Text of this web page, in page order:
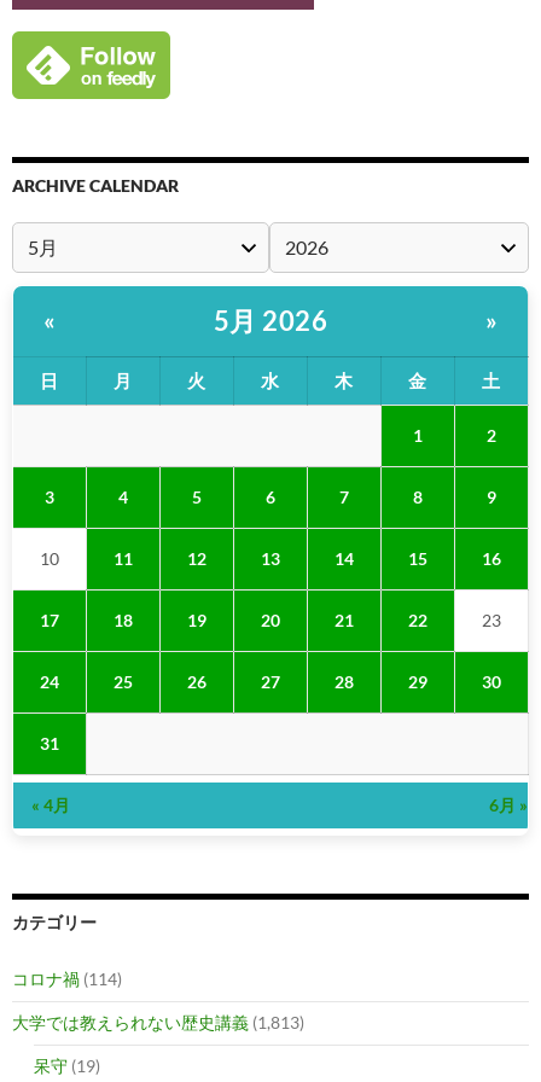
ARCHIVE CALENDAR
« 5月 2026 »
日 月 火 水 木 金 土
1 2
3 4 5 6 7 8 9
10 11 12 13 14 15 16
17 18 19 20 21 22 23
24 25 26 27 28 29 30
31
« 4月 6月 »
カテゴリー
コロナ禍 (114)
大学では教えられない歴史講義 (1,813)
呆守 (19)